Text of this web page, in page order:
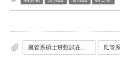
風管系碩士班甄試在職生考生基本資料表.doc